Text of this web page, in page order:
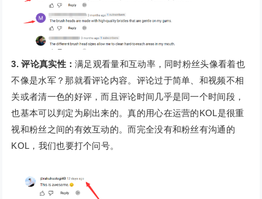
3. 评论真实性：满足观看量和互动率，同时粉丝头像看着也
不像是水军？那就看评论内容。评论过于简单、和视频不相
关或者清一色的好评，而且评论时间几乎是同一个时间段，
也基本可以判定为刷出来的。真的用心在运营的KOL是很重
视和粉丝之间的有效互动的。而完全没有和粉丝有沟通的
KOL，我们也要打个问号。